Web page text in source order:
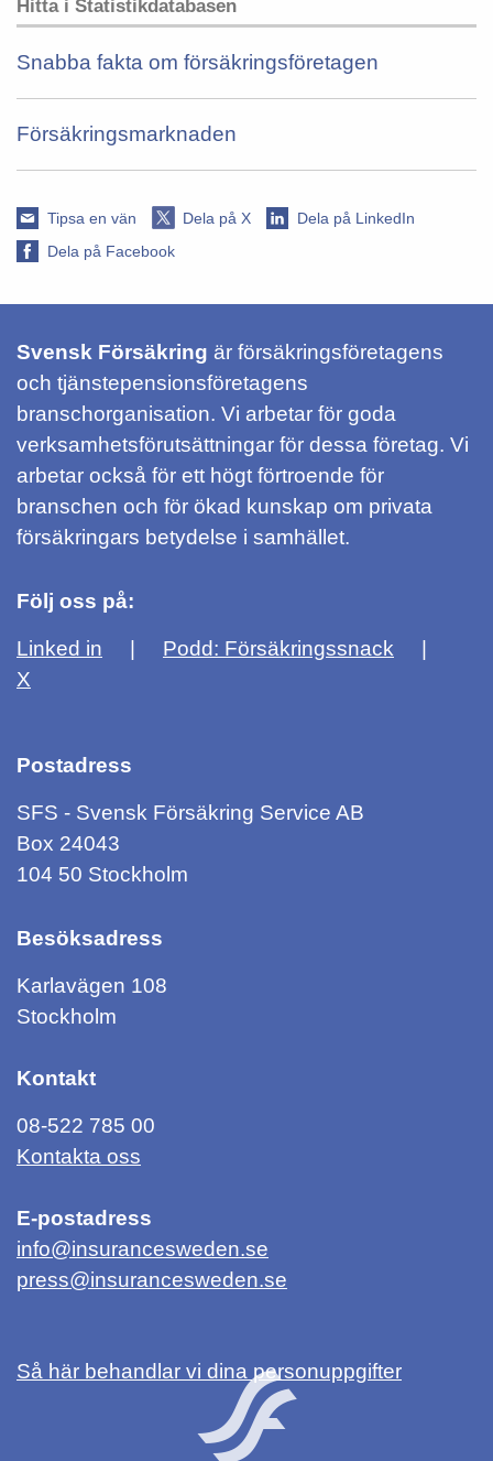
Hitta i Statistikdatabasen
Snabba fakta om försäkringsföretagen
Försäkringsmarknaden
Tipsa en vän Dela på X
Dela på LinkedIn
Dela på Facebook
Svensk Försäkring är försäkringsföretagens
och tjänstepensionsföretagens
branschorganisation. Vi arbetar för goda
verksamhetsförutsättningar för dessa företag. Vi
arbetar också för ett högt förtroende för
branschen och för ökad kunskap om privata
försäkringars betydelse i samhället.
Följ oss på:
Linked in
Podd: Försäkringssnack
X
Postadress
SFS - Svensk Försäkring Service AB
Box 24043
104 50 Stockholm
Besöksadress
Karlavägen 108
Stockholm
Kontakt
08-522 785 00
Kontakta oss
E-postadress
info@insurancesweden.se
press@insurancesweden.se
Så här behandlar vi dina personuppgifter